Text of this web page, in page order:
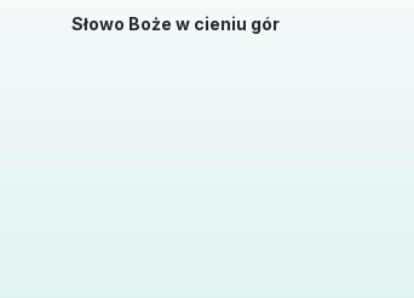
Słowo Boże w cieniu gór